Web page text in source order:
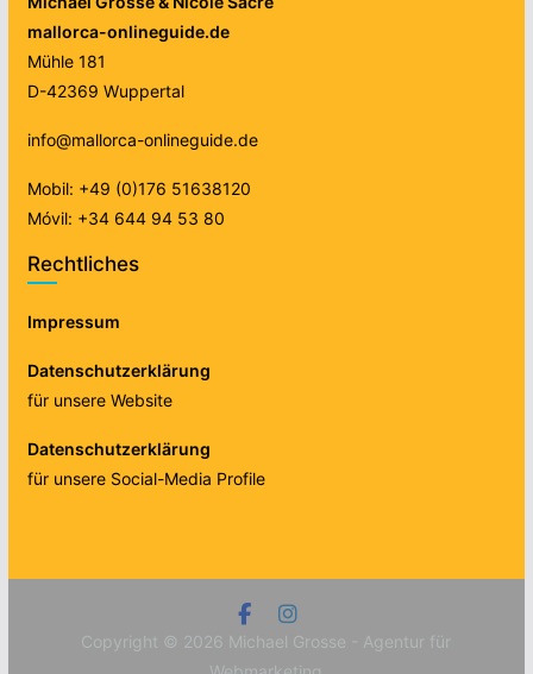
mallorca-onlineguide.de
Mühle 181
D-42369 Wuppertal
info@mallorca-onlineguide.de
Mobil: +49 (0)176 51638120
Móvil: +34 644 94 53 80
Rechtliches
Impressum
Datenschutzerklärung
für unsere Website
Datenschutzerklärung
für unsere Social-Media Profile
Copyright © 2026 Michael Grosse - Agentur für